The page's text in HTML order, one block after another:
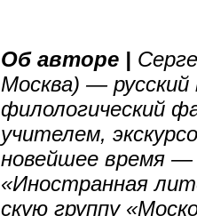
Об авторе |
Москва) — русский
филологический
учителем,
новейшее время
«Иностранная
скую группу